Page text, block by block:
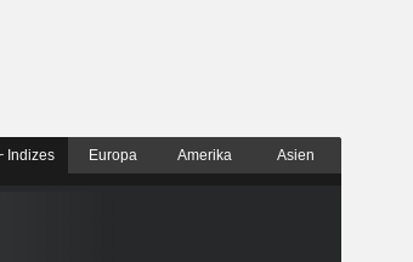
Indizes Europa Amerika Asien